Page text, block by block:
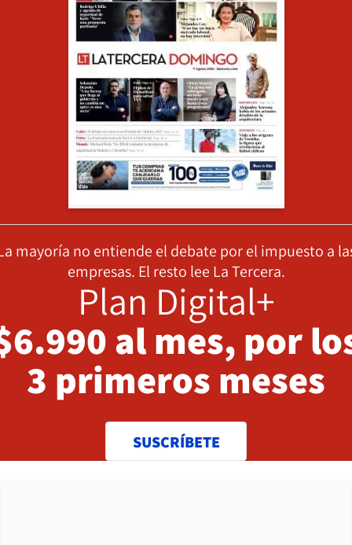
mayoría no entiende el debate por el impuesto a
empresas. El resto lee La Tercera.
Plan Digital+
al mes, por
3 primeros meses
SUSCRÍBETE